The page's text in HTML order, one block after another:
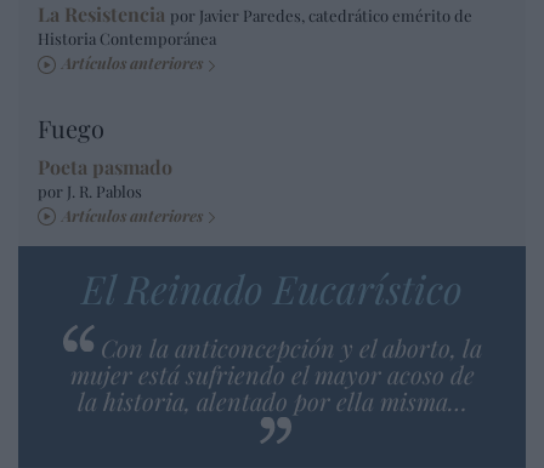
La Resistencia por Javier Paredes, catedrático emérito de
Historia Contemporánea
Artículos anteriores
Fuego
Poeta pasmado
por J. R. Pablos
Artículos anteriores
El Reinado Eucarístico
Con la anticoncepción y el aborto, la
mujer está sufriendo el mayor acoso de
la historia, alentado por ella misma…